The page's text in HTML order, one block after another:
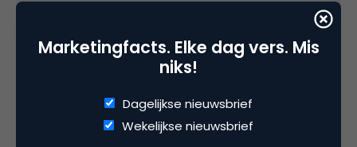
Search & Conversie
Marketingfacts. Elke dag vers. Mis
niks!
Dagelijkse nieuwsbrief
Wekelijkse nieuwsbrief